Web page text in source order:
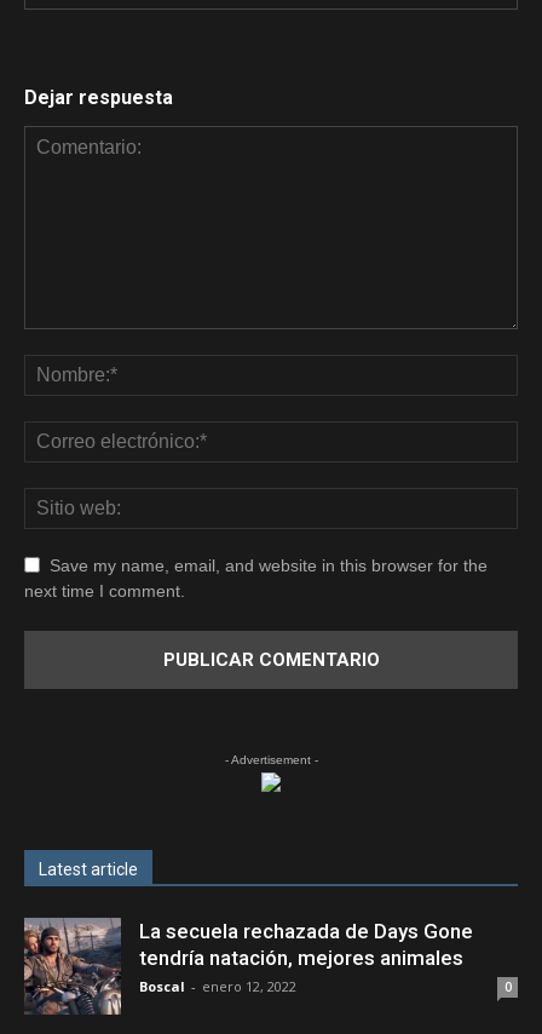
Dejar respuesta
Save my name, email, and website in this browser for the
next time I comment.
- Advertisement -
Latest article
La secuela rechazada de Days Gone
tendría natación, mejores animales
Boscal - enero 12, 2022 0